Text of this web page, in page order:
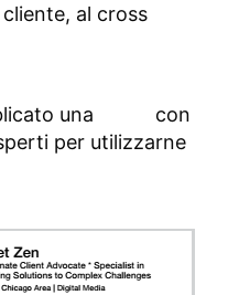
al cross
una
con
per utilizzarne